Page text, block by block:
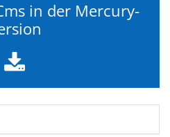
in der Mercury-